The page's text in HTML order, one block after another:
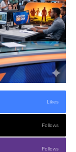
Likes
Follows
Follows